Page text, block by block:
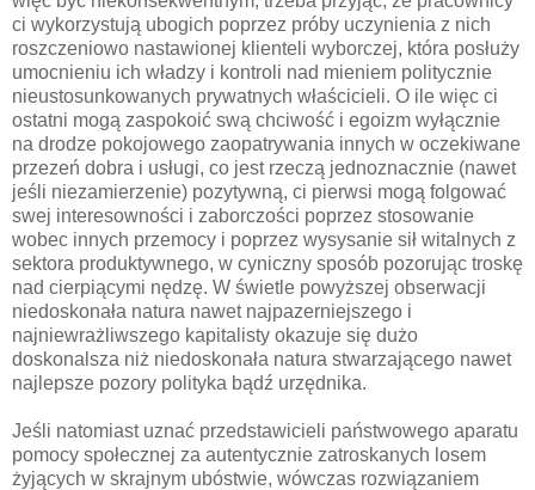
ci wykorzystują ubogich poprzez próby uczynienia z nich
roszczeniowo nastawionej klienteli wyborczej, która posłuży
umocnieniu ich władzy i kontroli nad mieniem politycznie
nieustosunkowanych prywatnych właścicieli. O ile więc ci
ostatni mogą zaspokoić swą chciwość i egoizm wyłącznie
na drodze pokojowego zaopatrywania innych w oczekiwane
przezeń dobra i usługi, co jest rzeczą jednoznacznie (nawet
jeśli niezamierzenie) pozytywną, ci pierwsi mogą folgować
swej interesowności i zaborczości poprzez stosowanie
wobec innych przemocy i poprzez wysysanie sił witalnych z
sektora produktywnego, w cyniczny sposób pozorując troskę
nad cierpiącymi nędzę. W świetle powyższej obserwacji
niedoskonała natura nawet najpazerniejszego i
najniewrażliwszego kapitalisty okazuje się dużo
doskonalsza niż niedoskonała natura stwarzającego nawet
najlepsze pozory polityka bądź urzędnika.
Jeśli natomiast uznać przedstawicieli państwowego aparatu
pomocy społecznej za autentycznie zatroskanych losem
żyjących w skrajnym ubóstwie, wówczas rozwiązaniem